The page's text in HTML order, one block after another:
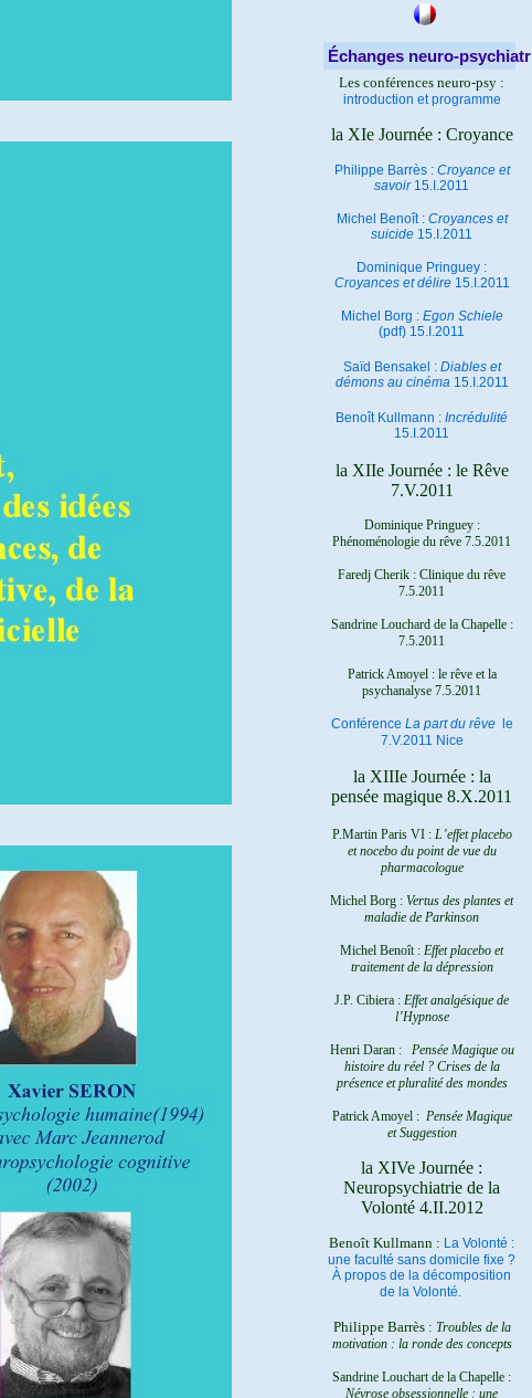
Échanges neuro-
Les conférences neuro-psy :
introduction et programme
la XIe Journée : Croyance
Philippe Barrès : Croyance et
savoir15.I.2011
Michel Benoît : Croyances et
suicide 15.I.2011
Dominique Pringuey :
Croyances et délire15.I.2011
Michel Borg : Egon Schiele
(pdf) 15.I.2011
Saïd Bensakel : Diables et
démons au cinéma 15.I.2011
Benoît Kullmann : Incrédulité
15.I.2011
la XIIe Journée : le Rêve
7.V.2011
Dominique Pringuey :
Phénoménologie du rêve 7.5.2011
Faredj Cherik : Clinique du rêve
7.5.2011
Sandrine Louchard de la Chapelle :
7.5.2011
Patrick Amoyel : le rêve et la
psychanalyse 7.5.2011
Conférence La part du rêve
le
7.V.2011 Nice
la XIIIe Journée : la
pensée magique 8.X.2011
P.Martin Paris VI : L’effet placebo
et nocebo du point de vue du
pharmacologue
Michel Borg : Vertus des plantes et
maladie de Parkinson
Michel Benoît : Effet placebo et
traitement de la dépression
J.P. Cibiera : Effet analgésique de
l’Hypnose
Henri Daran : Pensée Magique ou
histoire du réel ?Crises de la
présence et pluralité des mondes
Patrick Amoyel : Pensée Magique
et Suggestion
la XIVe Journée :
Neuropsychiatrie de la
Volonté 4.II.2012
Benoît Kullmann : La Volonté :
une faculté sans domicile fixe ?
À propos de la décomposition
de la Volonté.
Philippe Barrès : Troubles de la
motivation : la ronde des concepts
Sandrine Louchart de la Chapelle :
Névrose obsessionnelle : une